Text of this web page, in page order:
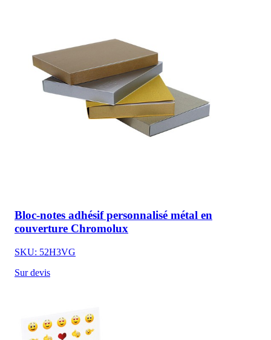
Bloc-notes adhésif personnalisé métal en
couverture Chromolux
SKU: 52H3VG
Sur devis